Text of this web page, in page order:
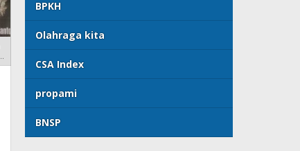
BPKH
Olahraga kita
CSA Index
propami
BNSP